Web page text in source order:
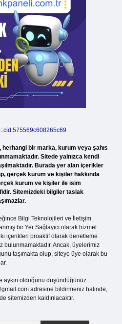
herhangi bir marka, kurum veya şahıs
Sitede yalnızca kendi
Burada yer alan içerikler
gerçek kurum ve kişiler hakkında
kurum ve kişiler ile isim
Sitemizdeki bilgiler taslak
Bilgi Teknolojileri ve İletişim
bir Yer Sağlayıcı olarak hizmet
içerikleri proaktif olarak denetleme
bulunmamaktadır. Ancak, üyelerimiz
taşımakta olup, siteye üye olarak bu
olduğunu düşündüğünüz
adresine bildirmeniz halinde,
sitemizden kaldırılacaktır.